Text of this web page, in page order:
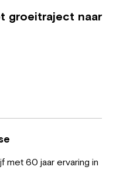
groeitraject naar
met 60 jaar ervaring in